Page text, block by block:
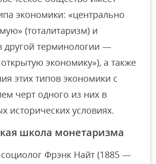
экономики: «центрально
(тоталитаризм) и
другой терминологии —
экономику»), а также
этих типов экономики с
черт одного из них в
исторических условиях.
школа монетаризма
Фрэнк Найт (1885 —